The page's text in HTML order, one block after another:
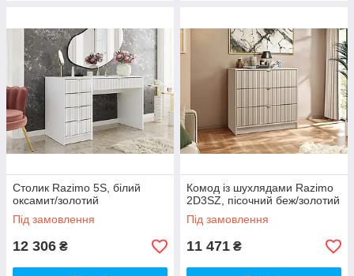
Столик Razimo 5S, білий
оксамит/золотий
Під замовлення
12 306 ₴
Комод із шухлядами Razimo
2D3SZ, пісочний беж/золотий
Під замовлення
11 471 ₴